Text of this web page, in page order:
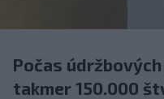
Počas
takmer 150.000